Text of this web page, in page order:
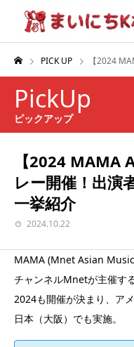
PICK UP 【2024 MAMA
PickUp
ピックアップ
【2024 MAMA
レー開催！出演
一挙紹介
2024.10.22
MAMA (Mnet Asian
チャンネルMnetが主催す
2024も開催が決まり、ア
日本（大阪）でも実施。